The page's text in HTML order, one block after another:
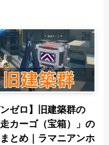
ンゼロ】旧建築群の
走カーゴ（宝箱）」の
とめ｜ラマニアンホ